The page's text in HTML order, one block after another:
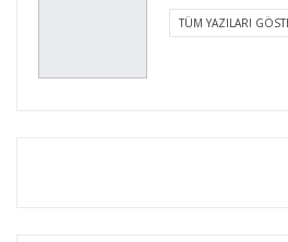
TÜM YAZILARI